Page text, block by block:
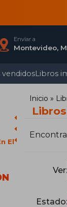
Enviar a
vendidosLibros
El
Inicio
Ver:
Estado: